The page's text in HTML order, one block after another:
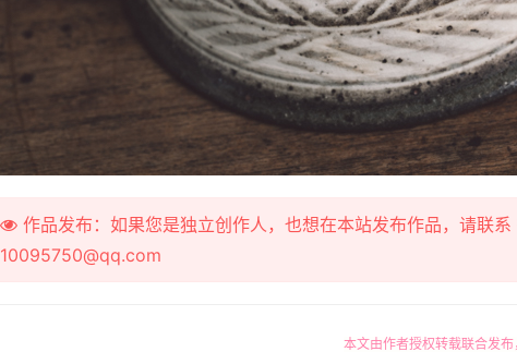
作品发布：如果您是独立创作人，也想在本站发布作品，请联
10095750@qq.com
本文由作者授权转载联合发布